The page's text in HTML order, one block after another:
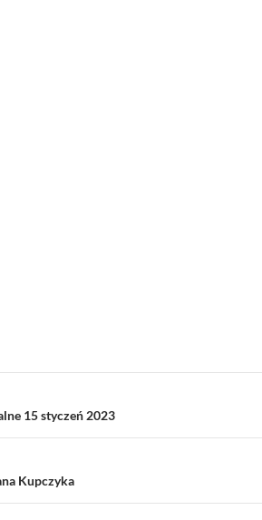
15 styczeń 2023
Kupczyka